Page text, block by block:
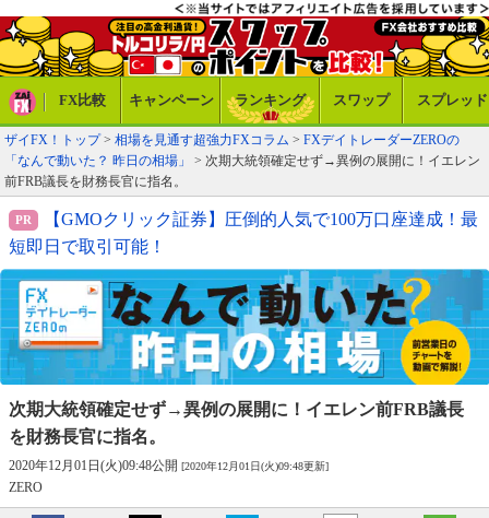
FX比較 キャンペーン ランキング スワップ スプレッド
ザイFX！トップ> 相場を見通す超強力FXコラム > FXデイトレーダーZEROの
「なんで動いた？ 昨日の相場」
> 次期大統領確定せず→異例の展開に！イエレン
前FRB議長を財務長官に指名。
【GMOクリック証券】圧倒的人気で100万口座達成！最
短即日で取引可能！
次期大統領確定せず→異例の展開に！ イエレン前FRB議長
を財務長官に指名。
2020年12月01日(火)09:48公開 [2020年12月01日(火)09:48更新]
ZERO